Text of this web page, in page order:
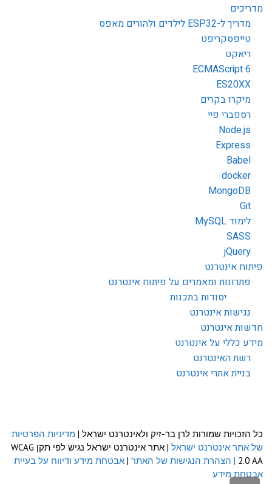
מדריכים
מדריך ל-ESP32 לילדים ולהורים מאפס
טייפסקריפט
ריאקט
ECMAScript 6
ES20XX
מיקרו בקרים
רספברי פיי
Node.js
Express
Babel
docker
MongoDB
Git
לימוד MySQL
SASS
jQuery
פיתוח אינטרנט
פתרונות ומאמרים על פיתוח אינטרנט
יסודות בתכנות
נגישות אינטרנט
חדשות אינטרנט
מידע כללי על אינטרנט
רשת האינטרנט
בניית אתרי אינטרנט
כל הזכויות שמורות לרן בר-זיק ולאינטרנט ישראל | מדיניות הפרטיות
של אתר אינטרנט ישראל
| אתר אינטרנט ישראל נגיש לפי תקן WCAG
2.0 AA | הצהרת הנגישות של האתר | אבטחת מידע ודיווח על בעיית
אבטחת מידע